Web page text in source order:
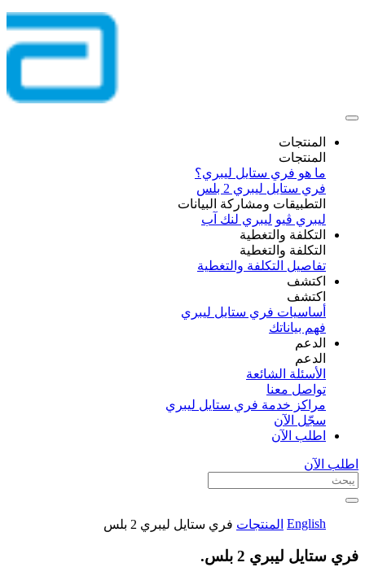
المنتجات
المنتجات
ما هو فري ستايل ليبري؟
فري ستايل ليبري 2 بلس​
التطبيقات ومشاركة البيانات
ليبري ڤيو ليبري لنك آب
التكلفة والتغطية
التكلفة والتغطية
تفاصيل التكلفة والتغطية
اكتشف​
اكتشف​
أساسيات فري ستايل ليبري
فهم بياناتك
الدعم
الدعم
الأسئلة الشائعة
تواصل معنا
مراكز خدمة فري ستايل ليبري
سجّل الآن​
اطلب الآن
اطلب الآن
English المنتجات فري ستايل ليبري 2 بلس​
فري ستايل ليبري 2 بلس.​